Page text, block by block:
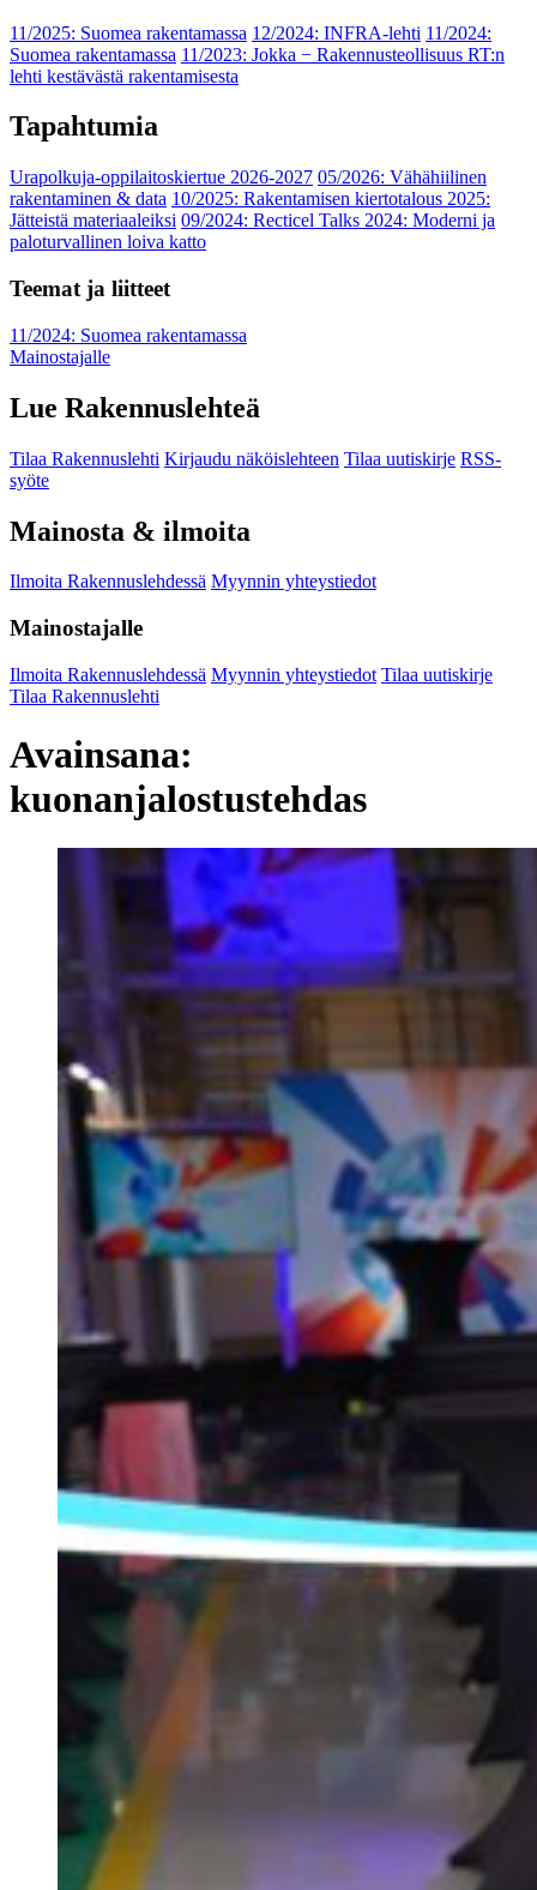
11/2025: Suomea rakentamassa 12/2024: INFRA-lehti 11/2024:
Suomea rakentamassa 11/2023: Jokka − Rakennusteollisuus RT:n
lehti kestävästä rakentamisesta
Tapahtumia
Urapolkuja-oppilaitoskiertue 2026-2027 05/2026: Vähähiilinen
rakentaminen & data 10/2025: Rakentamisen kiertotalous 2025:
Jätteistä materiaaleiksi 09/2024: Recticel Talks 2024: Moderni ja
paloturvallinen loiva katto
Teemat ja liitteet
11/2024: Suomea rakentamassa
Mainostajalle
Lue Rakennuslehteä
Tilaa Rakennuslehti Kirjaudu näköislehteen Tilaa uutiskirje RSS-
syöte
Mainosta & ilmoita
Ilmoita Rakennuslehdessä Myynnin yhteystiedot
Mainostajalle
Ilmoita Rakennuslehdessä Myynnin yhteystiedot Tilaa uutiskirje
Tilaa Rakennuslehti
Avainsana:
kuonanjalostustehdas